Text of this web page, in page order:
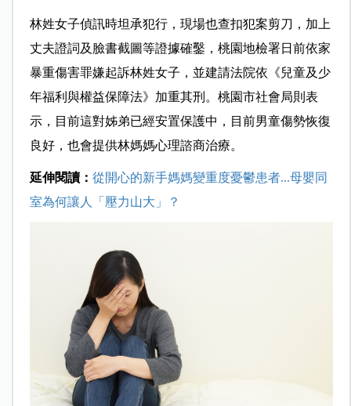
林姓女子偵訊時坦承犯行，現場也查扣犯案剪刀，加上
丈夫證詞及臉書截圖等證據確鑿，桃園地檢署日前依家
暴重傷害罪嫌起訴林姓女子，並建請法院依《兒童及少
年福利與權益保障法》加重其刑。桃園市社會局則表
示，目前這對姊弟已經安置保護中，目前男童傷勢恢復
良好，也會提供林媽媽心理諮商治療。
延伸閱讀： 從開心的新手媽媽變重度憂鬱患者...母嬰同
室為何讓人「壓力山大」？